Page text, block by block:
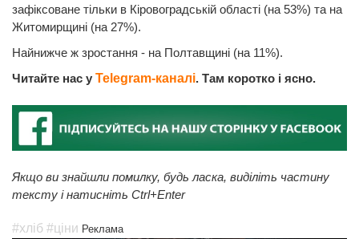
зафіксоване тільки в Кіровоградській області (на 53%) та на
Житомирщині (на 27%).
Найнижче ж зростання - на Полтавщині (на 11%).
Читайте нас у Telegram-каналі. Там коротко і ясно.
Якщо ви знайшли помилку, будь ласка, виділіть частину
тексту і натисніть Ctrl+Enter
#хліб #ціни Реклама